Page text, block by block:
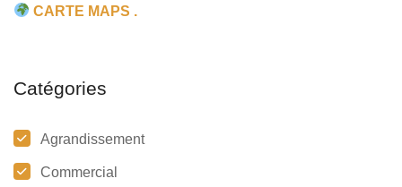
CARTE MAPS .
Catégories
Agrandissement
Commercial